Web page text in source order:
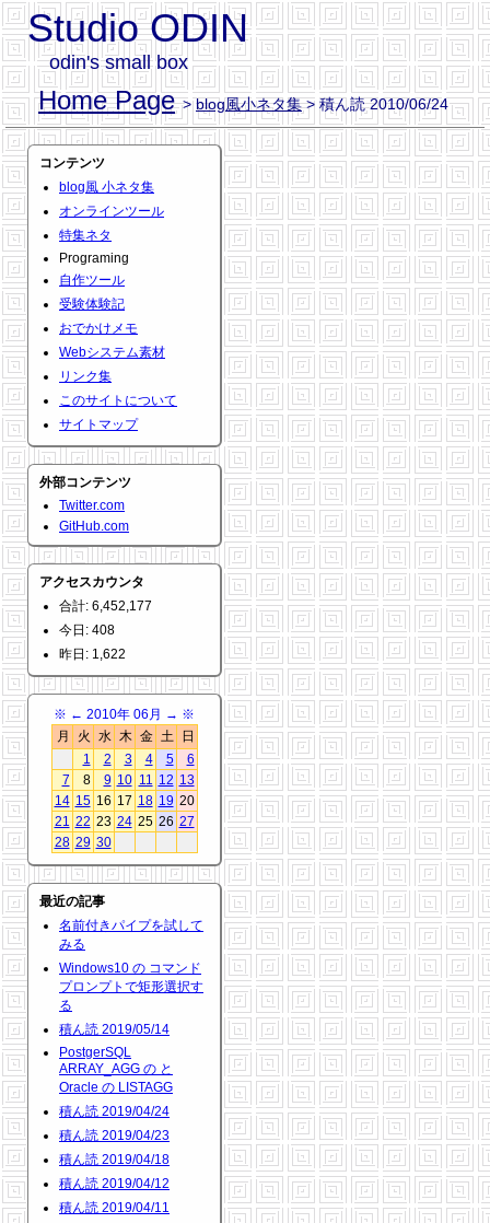
Studio ODIN
odin's small box
Home Page >blog風小ネタ集> 積ん読 2010/06/24
コンテンツ
blog風 小ネタ集
オンラインツール
特集ネタ
Programing
自作ツール
受験体験記
おでかけメモ
Webシステム素材
リンク集
このサイトについて
サイトマップ
外部コンテンツ
Twitter.com
GitHub.com
アクセスカウンタ
合計: 6,452,177
今日: 408
昨日: 1,622
※ ← 2010年 06月 → ※
月
火 水 木 金 土
日
1
2 3 4 5
6
7
8 9 10 11 12 13
14 15 16 17 18 19 20
21 22 23 24 25 26 27
28 29 30
最近の記事
名前付きパイプを試して
みる
Windows10 の コマンド
プロンプトで矩形選択す
る
積ん読 2019/05/14
PostgerSQL
ARRAY_AGG の と
Oracle の LISTAGG
積ん読 2019/04/24
積ん読 2019/04/23
積ん読 2019/04/18
積ん読 2019/04/12
積ん読 2019/04/11